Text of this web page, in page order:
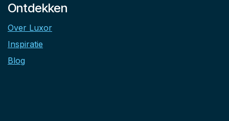
Ontdekken
Over Luxor
Inspiratie
Blog